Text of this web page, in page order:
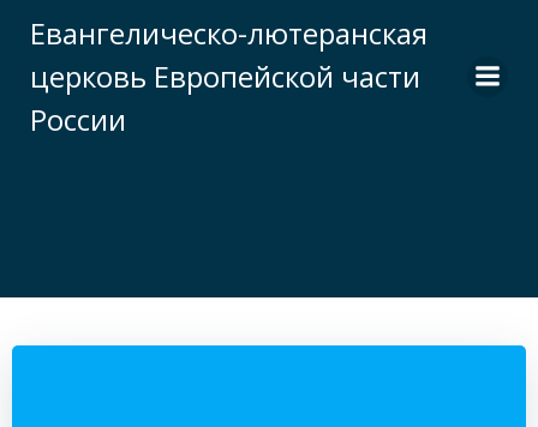
к
содержимому
Евангелическо-лютеранская
церковь Европейской части
России